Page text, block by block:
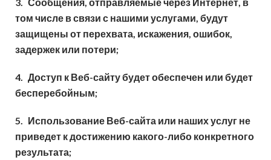
том числе в связи с нашими услугами, будут
защищены от перехвата, искажения, ошибок,
задержек или потери;
4. Доступ к Веб-сайту будет обеспечен или будет
бесперебойным;
5. Использование Веб-сайта или наших услуг не
приведет к достижению какого-либо конкретного
результата;